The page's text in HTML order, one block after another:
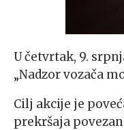
U četvrtak, 9.
„Nadzor vozača
Cilj akcije je
prekršaja